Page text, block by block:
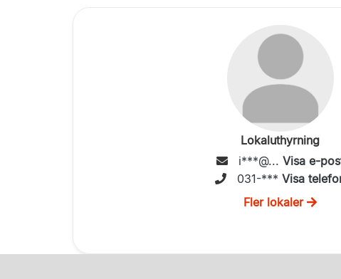
Lokaluthyrning
i***@... Visa e-
031-*** Visa
Fler lokaler